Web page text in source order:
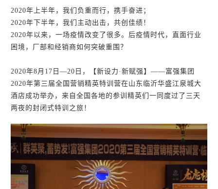
2020年上半年，我们负重而行，携手奋进；
2020年下半年，我们主动出击，共创佳绩！
2020年以来，一场疫情改变了很多。后疫情时代，直面行业
困境，厂部和经销商如何突破重围？
2020年8月17日—20日，【新设力·新赋强】——富强集团
2020年第三届全国营销精英特训营在山东临沂华盛江泉城大
酒店成功举办，来自全国各地的参训精英们一同度过了三天
两夜的封闭式特训之旅！